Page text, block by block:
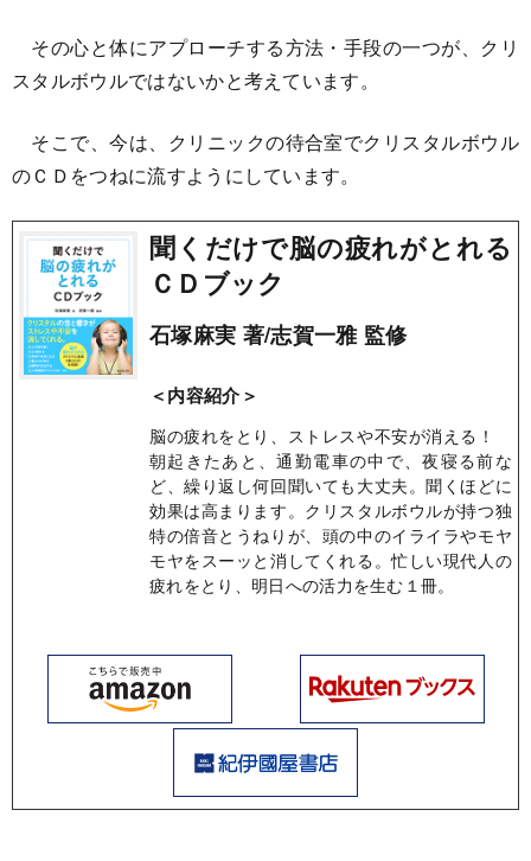
その心と体にアプローチする方法・手段の一つが、クリ
スタルボウルではないかと考えています。
そこで、今は、クリニックの待合室でクリスタルボウル
のＣＤをつねに流すようにしています。
聞くだけで脳の疲れがとれる
ＣＤブック
石塚麻実 著/志賀一雅 監修
＜内容紹介＞
脳の疲れをとり、ストレスや不安が消える！
朝起きたあと、通勤電車の中で、夜寝る前な
ど、繰り返し何回聞いても大丈夫。聞くほどに
効果は高まります。クリスタルボウルが持つ独
特の倍音とうねりが、頭の中のイライラやモヤ
モヤをスーッと消してくれる。忙しい現代人の
疲れをとり、明日への活力を生む１冊。